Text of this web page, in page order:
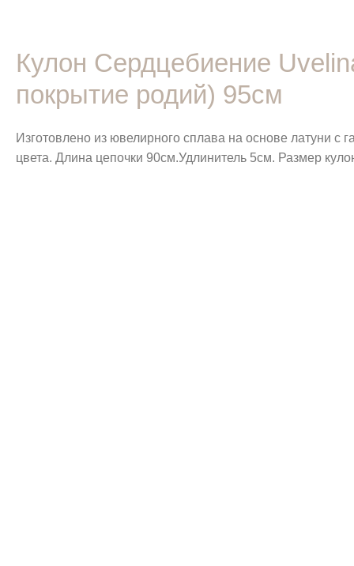
Кулон Сердцебиение
покрытие родий) 95см
Изготовлено из ювелирного сплава на основе латуни
цвета. Длина цепочки 90см.Удлинитель 5см. Размер